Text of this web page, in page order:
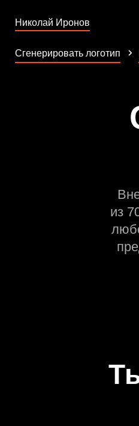
Николай Иронов
Сгенерировать логотип
из